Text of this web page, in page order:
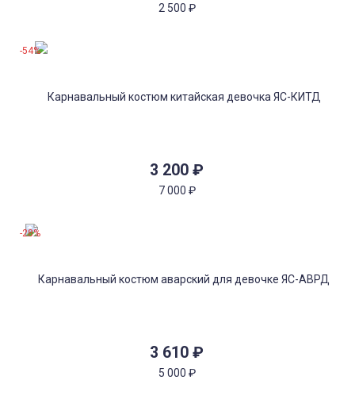
2 500 ₽
3 200 ₽
7 000 ₽
-54%
3 610 ₽
5 000 ₽
-28%